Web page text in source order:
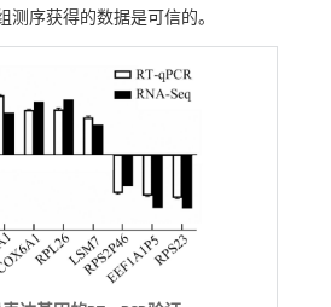
测序获得的数据是可信的。